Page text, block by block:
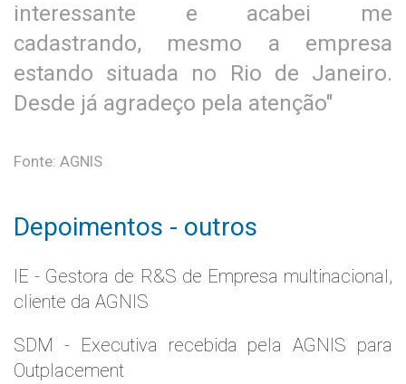
interessante e acabei me
cadastrando, mesmo a empresa
estando situada no Rio de Janeiro.
Desde já agradeço pela atenção"
Fonte: AGNIS
Depoimentos - outros
IE - Gestora de R&S de Empresa multinacional,
cliente da AGNIS
SDM - Executiva recebida pela AGNIS para
Outplacement